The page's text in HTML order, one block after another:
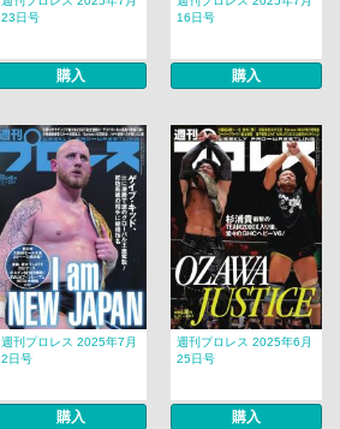
23日号
購入
16日号
購入
週刊プロレス 2025年7月
2日号
購入
週刊プロレス 2025年6月
25日号
購入